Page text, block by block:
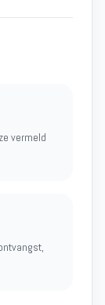
vermeld